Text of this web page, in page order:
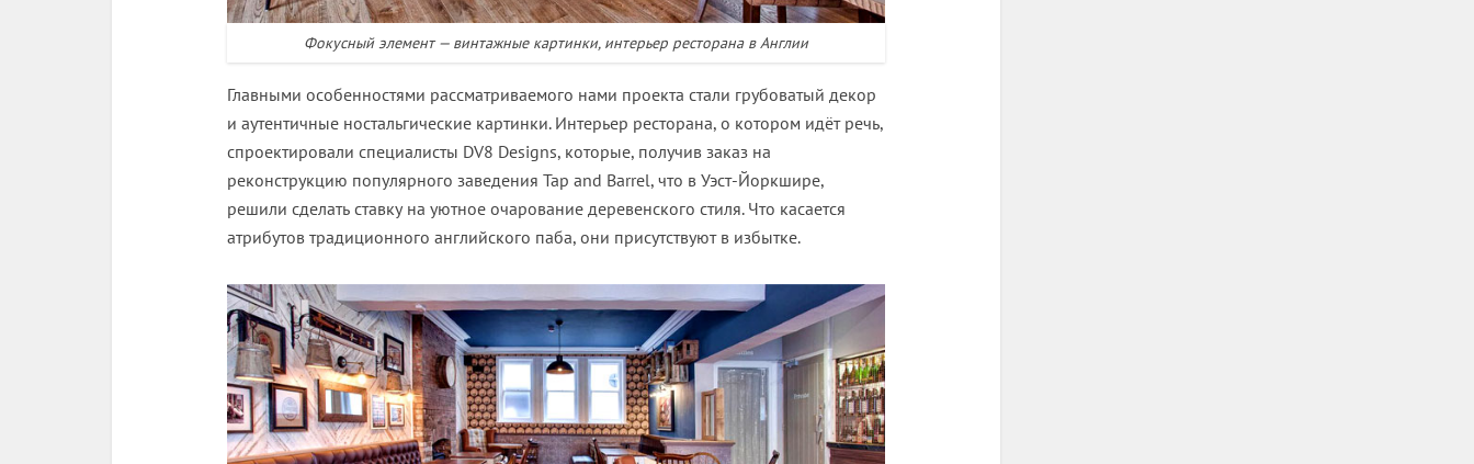
Фокусный элемент — винтажные картинки, интерьер ресторана в Англии
Главными особенностями рассматриваемого нами проекта стали грубоватый декор
и аутентичные ностальгические картинки. Интерьер ресторана, о котором идёт речь,
спроектировали специалисты DV8 Designs, которые, получив заказ на
реконструкцию популярного заведения Tap and Barrel, что в Уэст-Йоркшире,
решили сделать ставку на уютное очарование деревенского стиля. Что касается
атрибутов традиционного английского паба, они присутствуют в избытке.